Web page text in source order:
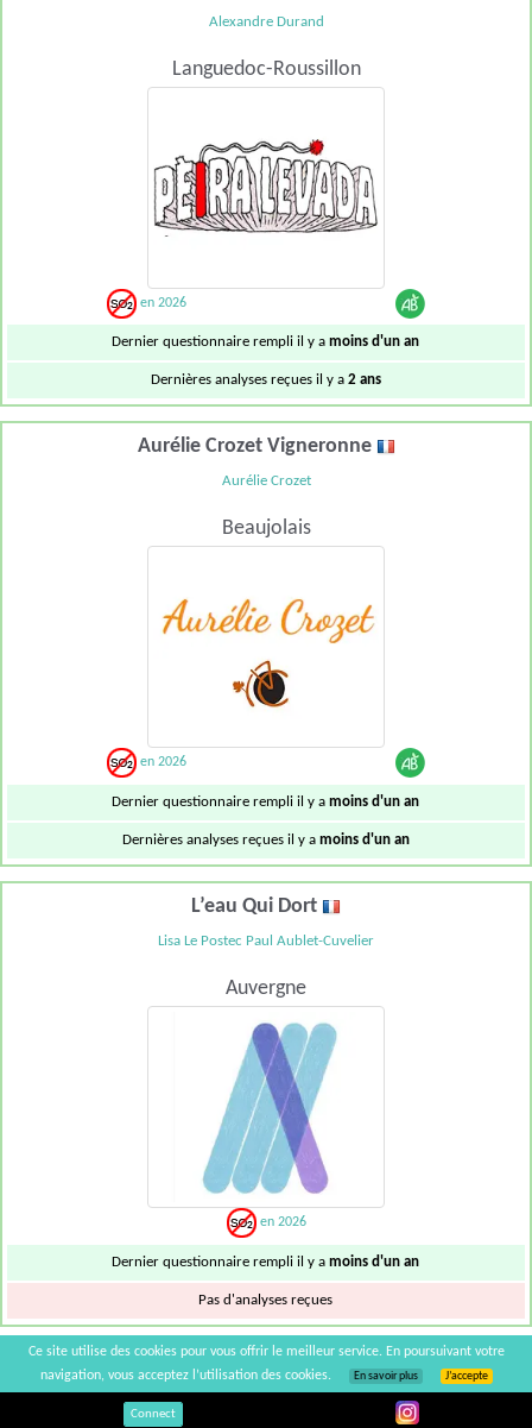
Alexandre Durand
Languedoc-Roussillon
en 2026
Dernier questionnaire rempli il y amoins d'un an
Dernières analyses reçues il y a 2 ans
Aurélie Crozet Vigneronne
Aurélie Crozet
Beaujolais
en 2026
Dernier questionnaire rempli il y amoins d'un an
Dernières analyses reçues il y a moins d'un an
L’eau Qui Dort
Lisa Le Postec Paul Aublet-Cuvelier
Auvergne
en 2026
Dernier questionnaire rempli il y amoins d'un an
Pas d'analyses reçues
Domaine de l'Instinct
Frédéric Lebaupain Claire Abonnat
Connect
Ce site utilise des cookies pour vous offrir le meilleur service. En poursuivant votre
navigation, vous acceptez l’utilisation des cookies.
En savoir plus J’accepte